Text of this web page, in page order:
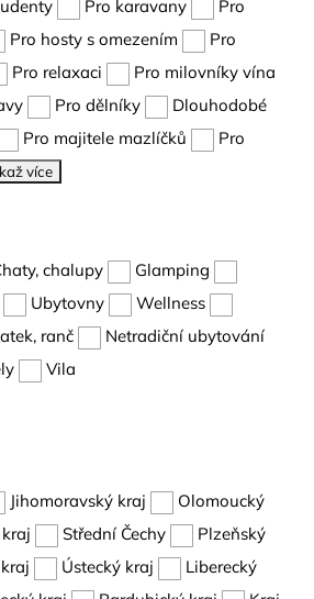
Pro karavany
Pro
Pro hosty s omezením
Pro
Pro relaxaci
Pro milovníky vína
Pro dělníky
Dlouhodobé
Pro majitele mazlíčků
Pro
více
chalupy
Glamping
Ubytovny
Wellness
ranč
Netradiční ubytování
Vila
Jihomoravský kraj
Olomoucký
Střední Čechy
Plzeňský
Ústecký kraj
Liberecký